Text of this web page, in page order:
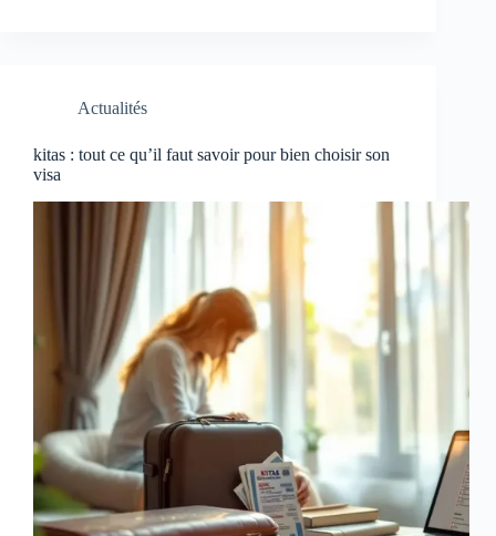
Actualités
kitas : tout ce qu’il faut savoir pour bien choisir son
visa